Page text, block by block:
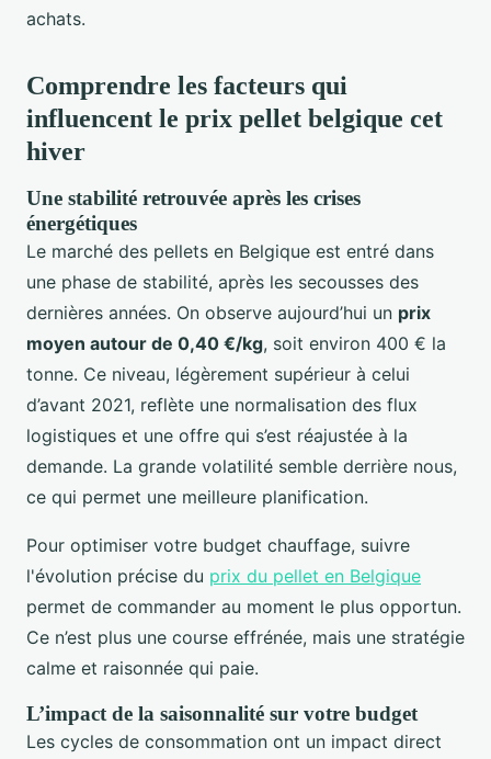
achats.
Comprendre les facteurs qui
influencent le prix pellet belgique cet
hiver
Une stabilité retrouvée après les crises
énergétiques
Le marché des pellets en Belgique est entré dans
une phase de stabilité, après les secousses des
dernières années. On observe aujourd’hui un prix
moyen autour de 0,40 €/kg, soit environ 400 € la
tonne. Ce niveau, légèrement supérieur à celui
d’avant 2021, reflète une normalisation des flux
logistiques et une offre qui s’est réajustée à la
demande. La grande volatilité semble derrière nous,
ce qui permet une meilleure planification.
Pour optimiser votre budget chauffage, suivre
l'évolution précise du prix du pellet en Belgique
permet de commander au moment le plus opportun.
Ce n’est plus une course effrénée, mais une stratégie
calme et raisonnée qui paie.
L’impact de la saisonnalité sur votre budget
Les cycles de consommation ont un impact direct